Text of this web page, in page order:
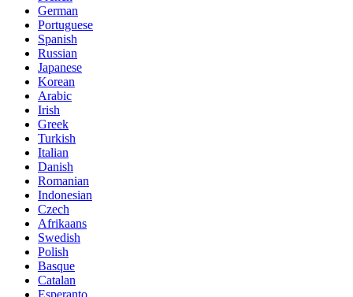
German
Portuguese
Spanish
Russian
Japanese
Korean
Arabic
Irish
Greek
Turkish
Italian
Danish
Romanian
Indonesian
Czech
Afrikaans
Swedish
Polish
Basque
Catalan